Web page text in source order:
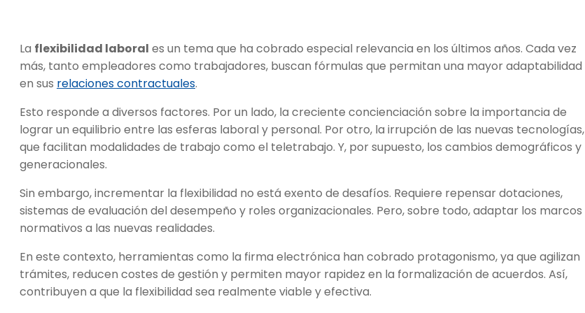
La flexibilidad laboral es un tema que ha cobrado especial relevancia en los últimos años. Cada vez
más, tanto empleadores como trabajadores, buscan fórmulas que permitan una mayor adaptabilidad
en sus relaciones contractuales.
Esto responde a diversos factores. Por un lado, la creciente concienciación sobre la importancia de
lograr un equilibrio entre las esferas laboral y personal. Por otro, la irrupción de las nuevas tecnologías,
que facilitan modalidades de trabajo como el teletrabajo. Y, por supuesto, los cambios demográficos y
generacionales.
Sin embargo, incrementar la flexibilidad no está exento de desafíos. Requiere repensar dotaciones,
sistemas de evaluación del desempeño y roles organizacionales. Pero, sobre todo, adaptar los marcos
normativos a las nuevas realidades.
En este contexto, herramientas como la firma electrónica han cobrado protagonismo, ya que agilizan
trámites, reducen costes de gestión y permiten mayor rapidez en la formalización de acuerdos. Así,
contribuyen a que la flexibilidad sea realmente viable y efectiva.